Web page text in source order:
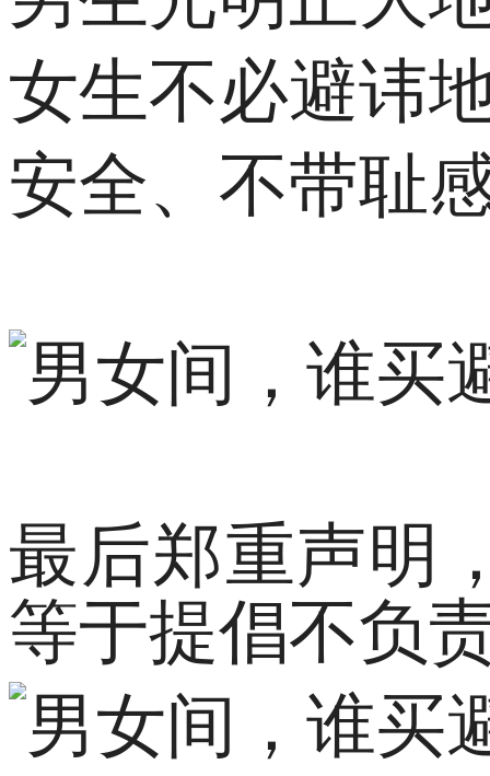
女生不必避讳
安全、不带耻
最后郑重声明
等于提倡不负